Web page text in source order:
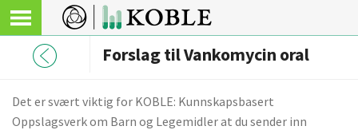
Forslag til Vankomycin oral
Det er svært viktig for KOBLE: Kunnskapsbasert
Oppslagsverk om Barn og Legemidler at du sender inn